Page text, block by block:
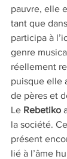
pauvre, elle
tant que
participa à
genre
réellement
puisque elle
de pères et
Le Rebetiko
la société.
présent
lié à l’âme